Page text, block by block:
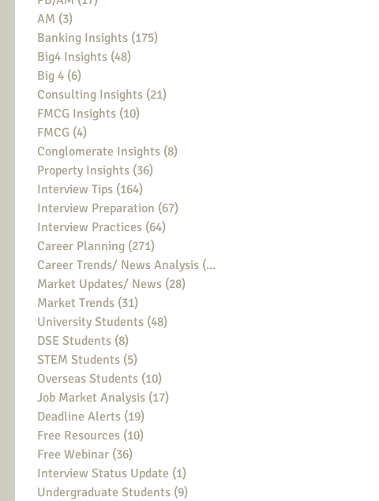
AM (3)
Banking Insights (175)
Big4 Insights (48)
Big 4 (6)
Consulting Insights (21)
FMCG Insights (10)
FMCG (4)
Conglomerate Insights (8)
Property Insights (36)
Interview Tips (164)
Interview Preparation (67)
Interview Practices (64)
Career Planning (271)
Career Trends/ News Analysis (148)
Market Updates/ News (28)
Market Trends (31)
University Students (48)
DSE Students (8)
STEM Students (5)
Overseas Students (10)
Job Market Analysis (17)
Deadline Alerts (19)
Free Resources (10)
Free Webinar (36)
Interview Status Update (1)
Undergraduate Students (9)